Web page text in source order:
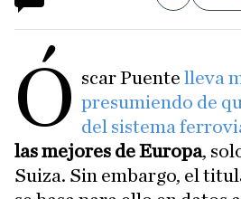
Ó scar Puentelleva
presumiendo de
del sistema
las mejores de Europa,
Suiza. Sin embargo, el